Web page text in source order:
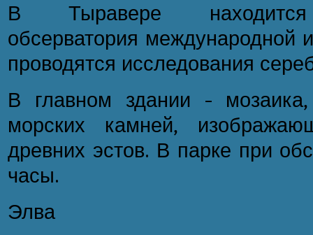
В Тыравере находится
обсерватория международной
проводятся исследования
В главном здании -
морских камней,
древних эстов. В парке при
часы.
Элва